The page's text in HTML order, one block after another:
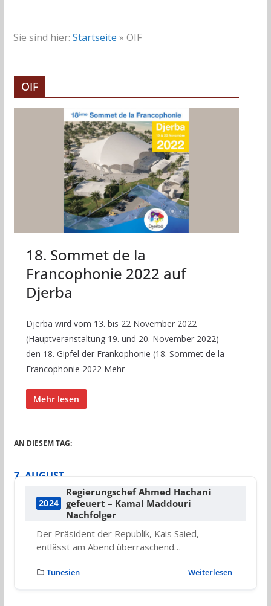
Sie sind hier: Startseite » OIF
OIF
18. Sommet de la
Francophonie 2022 auf
Djerba
Djerba wird vom 13. bis 22 November 2022
(Hauptveranstaltung 19. und 20. November 2022)
den 18. Gipfel der Frankophonie (18. Sommet de la
Francophonie 2022 Mehr
Mehr lesen
AN DIESEM TAG:
7. AUGUST
2024
Regierungschef Ahmed Hachani
gefeuert – Kamal Maddouri
Nachfolger
Der Präsident der Republik, Kais Saied,
entlässt am Abend überraschend…
Tunesien Weiterlesen